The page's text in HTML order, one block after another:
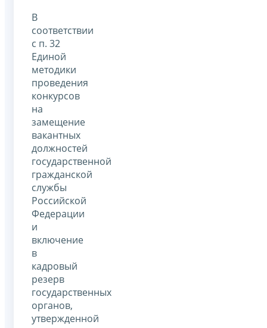
В
соответствии
с п. 32
Единой
методики
проведения
конкурсов
на
замещение
вакантных
должностей
государственной
гражданской
службы
Российской
Федерации
и
включение
в
кадровый
резерв
государственных
органов,
утвержденной